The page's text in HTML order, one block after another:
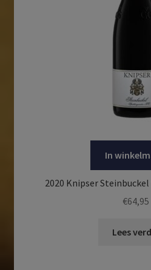
In
2020 Knipser
€64,95
Lees